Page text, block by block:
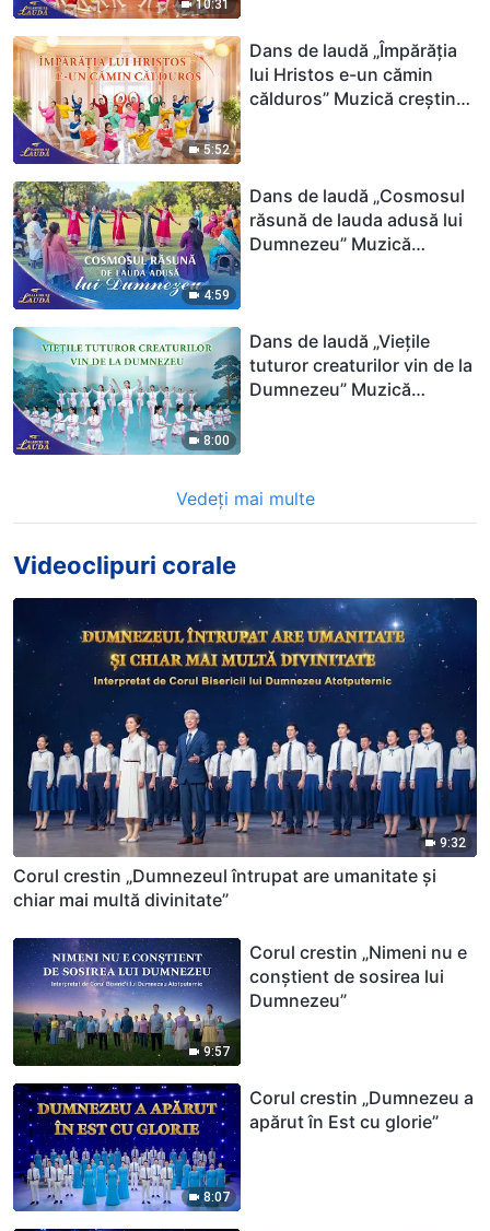
10:31
5:52
Dans de laudă „Împărăția
lui Hristos e-un cămin
călduros” Muzică creștină |
4:59
Dans de laudă „Cosmosul
răsună de lauda adusă lui
Dumnezeu” Muzică
8:00
Dans de laudă „Viețile
tuturor creaturilor vin de la
Dumnezeu” Muzică
Vedeți mai multe
Videoclipuri corale
9:32
Corul crestin „Dumnezeul întrupat are umanitate și
chiar mai multă divinitate”
9:57
Corul crestin „Nimeni nu e
conștient de sosirea lui
Dumnezeu”
8:07
Corul crestin „Dumnezeu a
apărut în Est cu glorie”